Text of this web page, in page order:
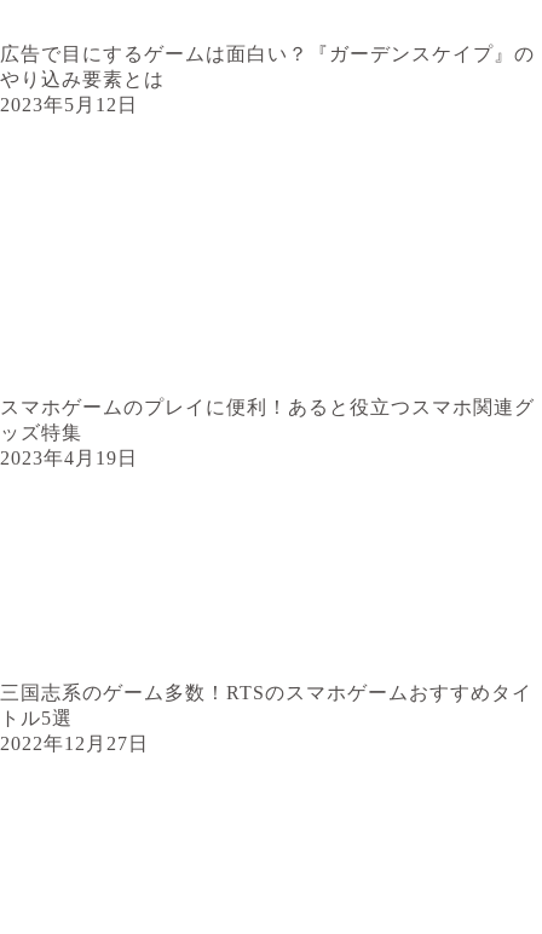
広告で目にするゲームは面白い？『ガーデンスケイプ』の
やり込み要素とは
2023年5月12日
スマホゲームのプレイに便利！あると役立つスマホ関連グ
ッズ特集
2023年4月19日
三国志系のゲーム多数！RTSのスマホゲームおすすめタイ
トル5選
2022年12月27日